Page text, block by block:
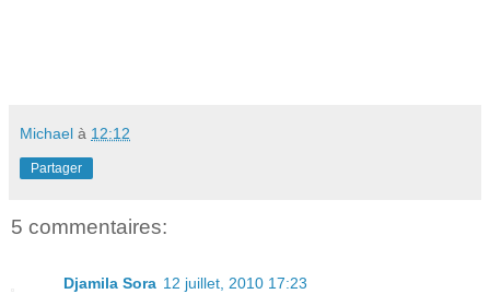
Michael à 12:12
Partager
5 commentaires:
Djamila Sora 12 juillet, 2010 17:23